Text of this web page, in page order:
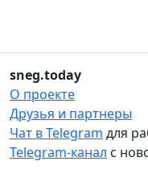
sneg.today
О проекте
Друзья и партнеры
Чат в Telegram для
Telegram-канал с